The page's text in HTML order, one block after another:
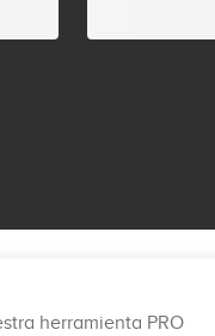
herramienta PRO